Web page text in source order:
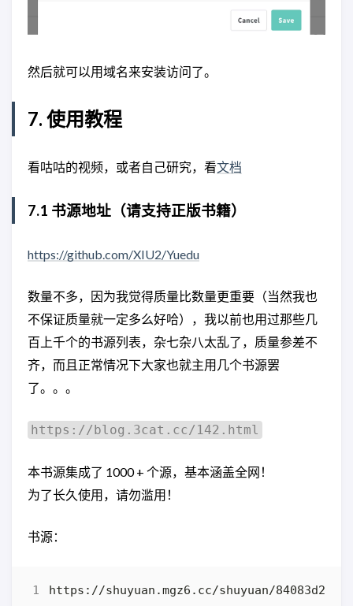
然后就可以用域名来安装访问了。
7. 使用教程
看咕咕的视频，或者自己研究，看文档
7.1 书源地址（请支持正版书籍）
https://github.com/XIU2/Yuedu
数量不多，因为我觉得质量比数量更重要（当然我也
不保证质量就一定多么好哈），我以前也用过那些几
百上千个的书源列表，杂七杂八太乱了，质量参差不
齐，而且正常情况下大家也就主用几个书源罢
了。。。
https://blog.3cat.cc/142.html
本书源集成了 1000 + 个源，基本涵盖全网！
为了长久使用，请勿滥用！
书源：